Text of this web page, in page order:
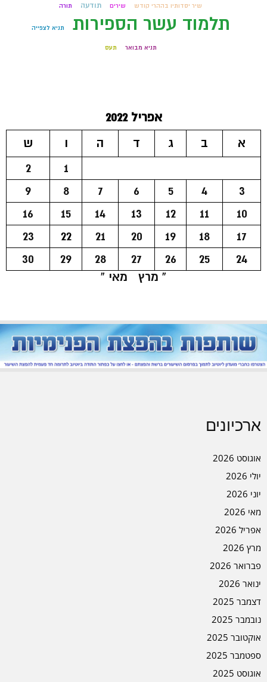
שיר יסדותיו בההרי קודש שירים תודעה תורה
תלמוד עשר הספירות תניא לצפייה
תניא מבואר תעס
אפריל 2022
א
ב ג ד ה ו
ש
1
2
3
4
5
6
7
8
9
10
11
12
13
14
15
16
17
18
19
20
21
22
23
24
25
26
27
28
29
30
« מרץ
מאי »
ארכיונים
אוגוסט 2026
יולי 2026
יוני 2026
מאי 2026
אפריל 2026
מרץ 2026
פברואר 2026
ינואר 2026
דצמבר 2025
נובמבר 2025
אוקטובר 2025
ספטמבר 2025
אוגוסט 2025